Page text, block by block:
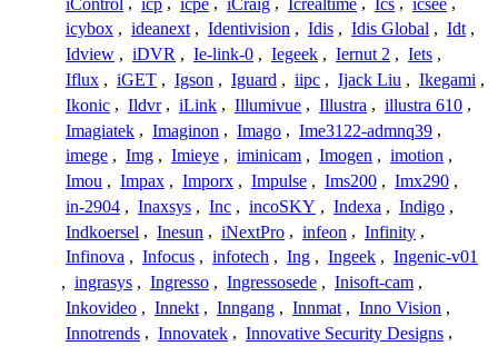
icybox , ideanext , Identivision , Idis , Idis Global , Idt ,
Idview , iDVR , Ie-link-0 , Iegeek , Iernut 2 , Iets ,
Iflux , iGET , Igson , Iguard , iipc , Ijack Liu , Ikegami ,
Ikonic , Ildvr , iLink , Illumivue , Illustra , illustra 610 ,
Imagiatek , Imaginon , Imago , Ime3122-admnq39 ,
imege , Img , Imieye , iminicam , Imogen , imotion ,
Imou , Impax , Imporx , Impulse , Ims200 , Imx290 ,
in-2904 , Inaxsys , Inc , incoSKY , Indexa , Indigo ,
Indkoersel , Inesun , iNextPro , infeon , Infinity ,
Infinova , Infocus , infotech , Ing , Ingeek , Ingenic-v01
, ingrasys , Ingresso , Ingressosede , Inisoft-cam ,
Inkovideo , Innekt , Inngang , Innmat , Inno Vision ,
Innotrends , Innovatek , Innovative Security Designs ,